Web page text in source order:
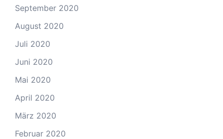
September 2020
August 2020
Juli 2020
Juni 2020
Mai 2020
April 2020
März 2020
Februar 2020